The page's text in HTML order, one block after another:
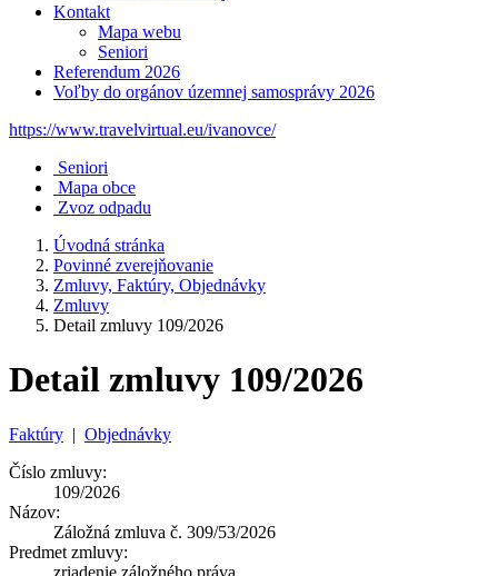
Kontakt
Mapa webu
Seniori
Referendum 2026
Voľby do orgánov územnej samosprávy 2026
https://www.travelvirtual.eu/ivanovce/
Seniori
Mapa obce
Zvoz odpadu
Úvodná stránka
Povinné zverejňovanie
Zmluvy, Faktúry, Objednávky
Zmluvy
Detail zmluvy 109/2026
Detail zmluvy 109/2026
Faktúry | Objednávky
Číslo zmluvy:
109/2026
Názov:
Záložná zmluva č. 309/53/2026
Predmet zmluvy:
zriadenie záložného práva